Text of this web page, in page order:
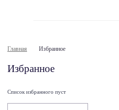
Главная Избранное
Избранное
Список избранного пуст